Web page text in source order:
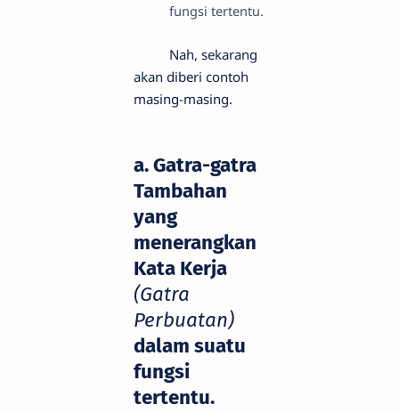
fungsi tertentu.
Nah, sekarang
akan diberi contoh
masing-masing.
a. Gatra-gatra
Tambahan
yang
menerangkan
Kata Kerja
(Gatra
Perbuatan)
dalam suatu
fungsi
tertentu.